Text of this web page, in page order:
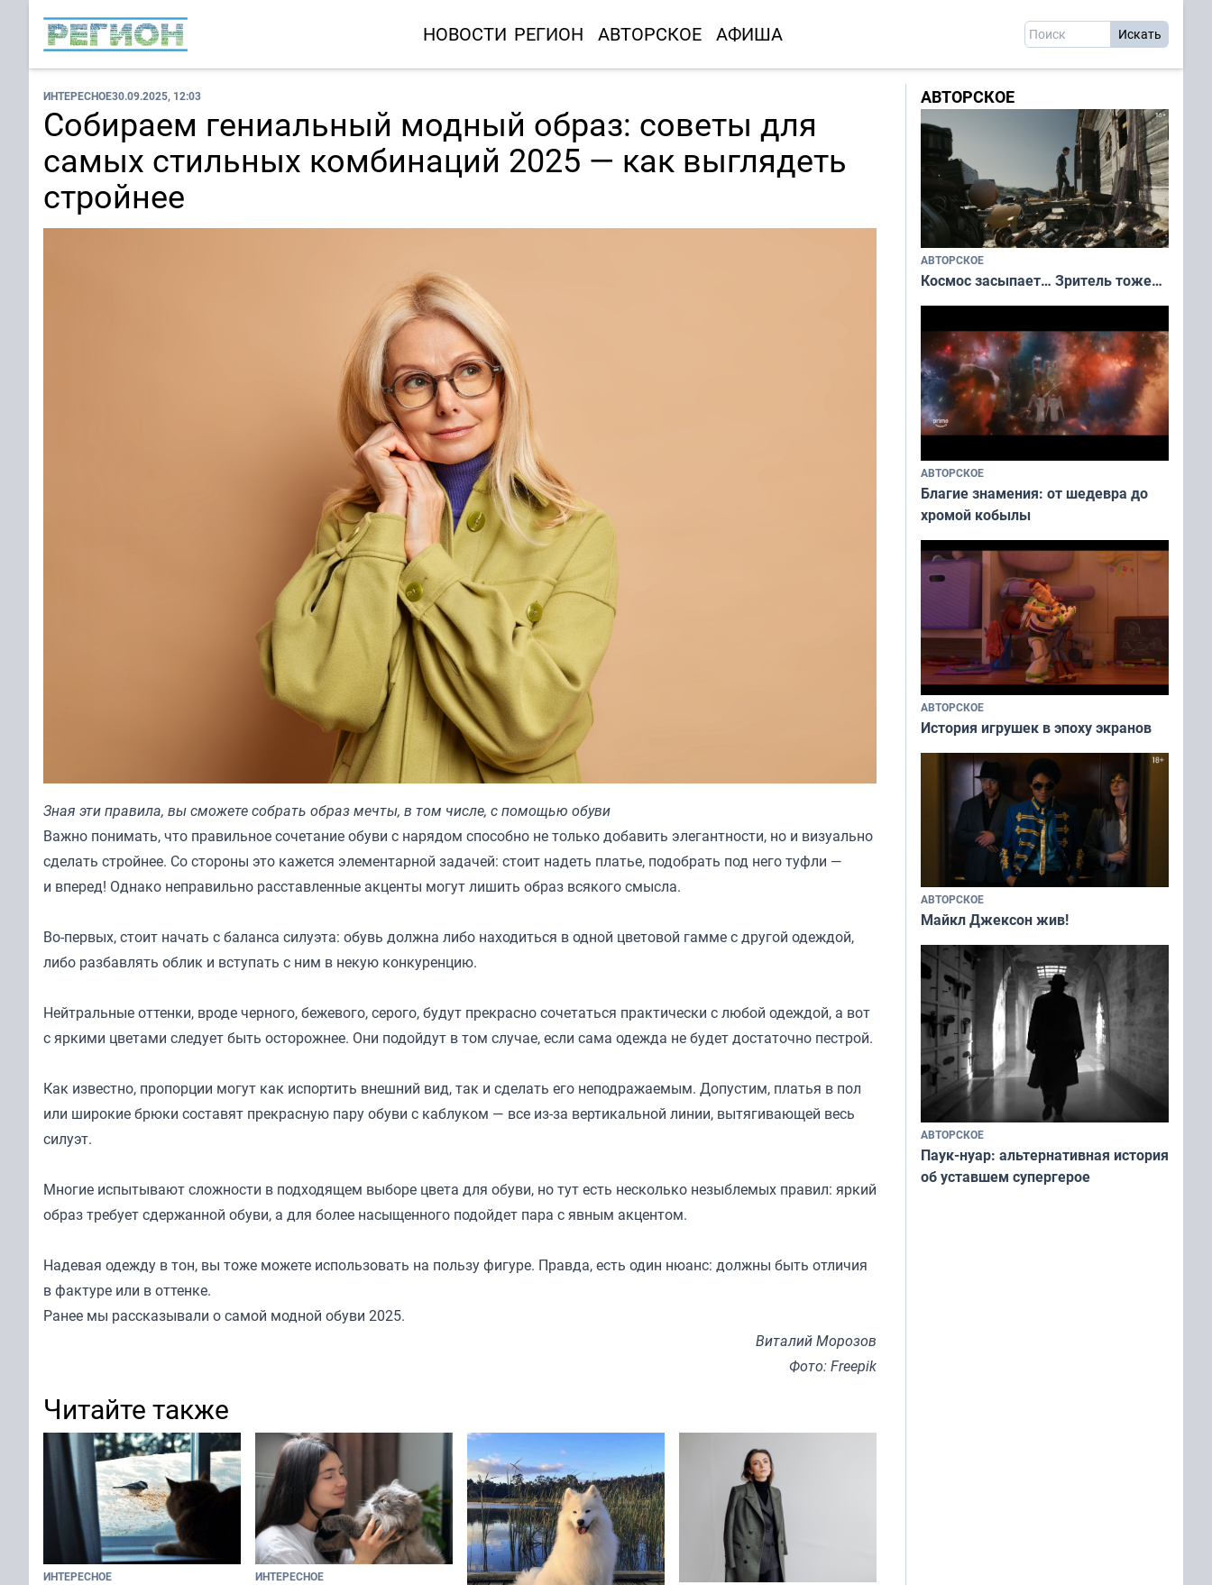
НОВОСТИ РЕГИОН АВТОРСКОЕ АФИША
ИНТЕРЕСНОЕ30.09.2025, 12:03
Собираем гениальный модный образ: советы для
самых стильных комбинаций 2025 — как выглядеть
стройнее
Зная эти правила, вы сможете собрать образ мечты, в том числе, с помощью обуви
Важно понимать, что правильное сочетание обуви с нарядом способно не только добавить элегантности, но и визуально
сделать стройнее. Со стороны это кажется элементарной задачей: стоит надеть платье, подобрать под него туфли —
и вперед! Однако неправильно расставленные акценты могут лишить образ всякого смысла.
Во-первых, стоит начать с баланса силуэта: обувь должна либо находиться в одной цветовой гамме с другой одеждой,
либо разбавлять облик и вступать с ним в некую конкуренцию.
Нейтральные оттенки, вроде черного, бежевого, серого, будут прекрасно сочетаться практически с любой одеждой, а вот
с яркими цветами следует быть осторожнее. Они подойдут в том случае, если сама одежда не будет достаточно пестрой.
Как известно, пропорции могут как испортить внешний вид, так и сделать его неподражаемым. Допустим, платья в пол
или широкие брюки составят прекрасную пару обуви с каблуком — все из-за вертикальной линии, вытягивающей весь
силуэт.
Многие испытывают сложности в подходящем выборе цвета для обуви, но тут есть несколько незыблемых правил: яркий
образ требует сдержанной обуви, а для более насыщенного подойдет пара с явным акцентом.
Надевая одежду в тон, вы тоже можете использовать на пользу фигуре. Правда, есть один нюанс: должны быть отличия
в фактуре или в оттенке.
Ранее мы рассказывали о самой модной обуви 2025.
Виталий Морозов
Фото: Freepik
Читайте также
ИНТЕРЕСНОЕ ИНТЕРЕСНОЕ
АВТОРСКОЕ
АВТОРСКОЕ
Космос засыпает… Зритель тоже…
АВТОРСКОЕ
Благие знамения: от шедевра до
хромой кобылы
АВТОРСКОЕ
История игрушек в эпоху экранов
АВТОРСКОЕ
Майкл Джексон жив!
АВТОРСКОЕ
Паук-нуар: альтернативная история
об уставшем супергерое